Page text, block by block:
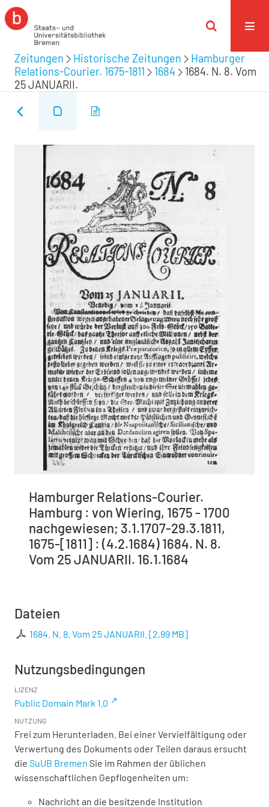
Zeitungen Historische Zeitungen
Hamburger
Relations-Courier. 1675-1811
1684
1684. N. 8. Vom
25 JANUARII.
Hamburger Relations-Courier.
Hamburg : von Wiering, 1675 - 1700
nachgewiesen; 3.1.1707-29.3.1811,
1675-[1811] : (4.2.1684) 1684. N. 8.
Vom 25 JANUARII. 16.1.1684
Dateien
1684. N. 8. Vom 25 JANUARII. [2,99 MB]
Nutzungsbedingungen
LIZENZ
Public Domain Mark 1.0
NUTZUNG
Frei zum Herunterladen. Bei einer Vervielfältigung oder
Verwertung des Dokuments oder Teilen daraus ersucht
die SuUB Bremen Sie im Rahmen der üblichen
wissenschaftlichen Gepflogenheiten um:
Nachricht an die besitzende Institution